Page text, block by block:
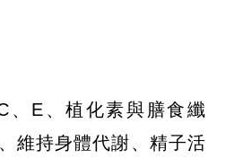
、E、植化素與膳食纖
維持身體代謝、精子活